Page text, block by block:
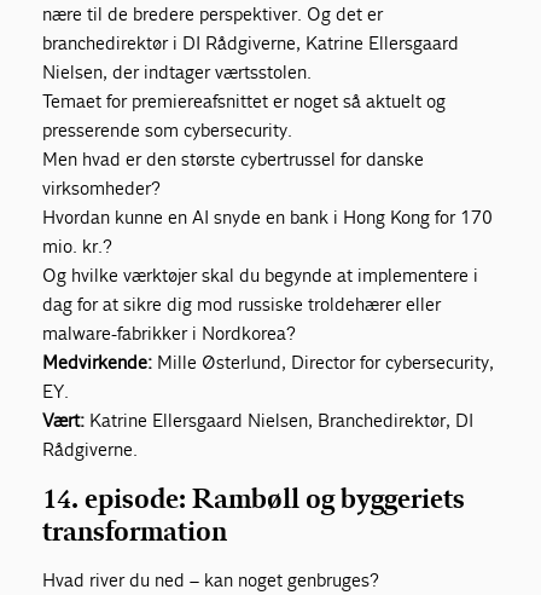
nære til de bredere perspektiver. Og det er
branchedirektør i DI Rådgiverne, Katrine Ellersgaard
Nielsen, der indtager værtsstolen.
Temaet for premiereafsnittet er noget så aktuelt og
presserende som cybersecurity.
Men hvad er den største cybertrussel for danske
virksomheder?
Hvordan kunne en AI snyde en bank i Hong Kong for 170
mio. kr.?
Og hvilke værktøjer skal du begynde at implementere i
dag for at sikre dig mod russiske troldehærer eller
malware-fabrikker i Nordkorea?
Medvirkende: Mille Østerlund, Director for cybersecurity,
EY.
Vært: Katrine Ellersgaard Nielsen, Branchedirektør, DI
Rådgiverne.
14. episode: Rambøll og byggeriets
transformation
Hvad river du ned – kan noget genbruges?